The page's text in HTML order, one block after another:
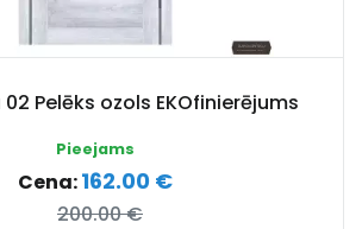
02 Pelēks ozols EKOfinierējums
Pieejams
Cena:162.00 €
200.00 €